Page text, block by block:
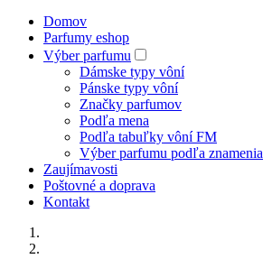
Domov
Parfumy eshop
Výber parfumu
Dámske typy vôní
Pánske typy vôní
Značky parfumov
Podľa mena
Podľa tabuľky vôní FM
Výber parfumu podľa znamenia
Zaujímavosti
Poštovné a doprava
Kontakt